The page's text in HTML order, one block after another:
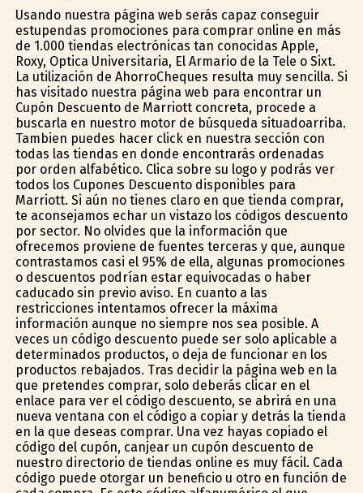
Usando nuestra página web serás capaz conseguir
estupendas promociones para comprar online en más
de 1.000 tiendas electrónicas tan conocidas Apple,
Roxy, Optica Universitaria, El Armario de la Tele o Sixt.
La utilización de AhorroCheques resulta muy sencilla. Si
has visitado nuestra página web para encontrar un
Cupón Descuento de Marriott concreta, procede a
buscarla en nuestro motor de búsqueda situadoarriba.
Tambien puedes hacer click en nuestra sección con
todas las tiendas en donde encontrarás ordenadas
por orden alfabético. Clica sobre su logo y podrás ver
todos los Cupones Descuento disponibles para
Marriott. Si aún no tienes claro en que tienda comprar,
te aconsejamos echar un vistazo los códigos descuento
por sector. No olvides que la información que
ofrecemos proviene de fuentes terceras y que, aunque
contrastamos casi el 95% de ella, algunas promociones
o descuentos podrían estar equivocadas o haber
caducado sin previo aviso. En cuanto a las
restricciones intentamos ofrecer la máxima
información aunque no siempre nos sea posible. A
veces un código descuento puede ser solo aplicable a
determinados productos, o deja de funcionar en los
productos rebajados. Tras decidir la página web en la
que pretendes comprar, solo deberás clicar en el
enlace para ver el código descuento, se abrirá en una
nueva ventana con el código a copiar y detrás la tienda
en la que deseas comprar. Una vez hayas copiado el
código del cupón, canjear un cupón descuento de
nuestro directorio de tiendas online es muy fácil. Cada
código puede otorgar un beneficio u otro en función de